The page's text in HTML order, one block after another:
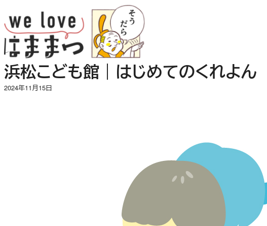
容
を
ス
キ
ッ
プ
浜松こども館｜はじめてのくれよん
2024年11月15日